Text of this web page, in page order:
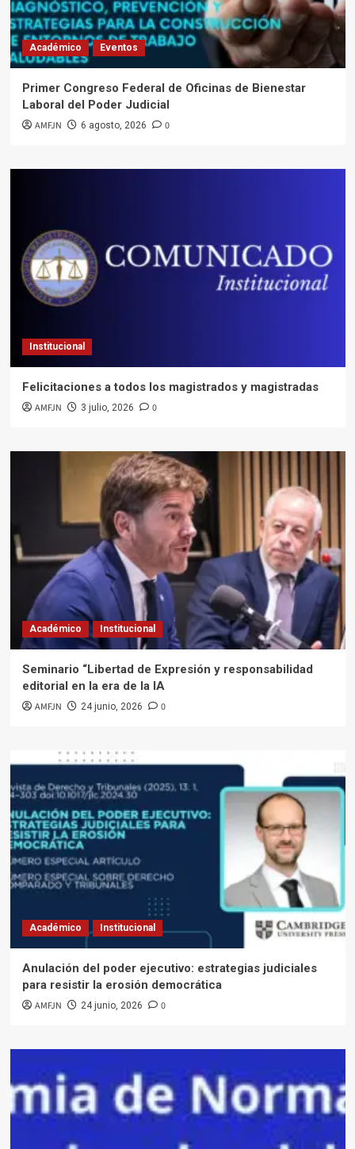
Académico Eventos
Primer Congreso Federal de Oficinas de Bienestar
Laboral del Poder Judicial
AMFJN 6 agosto, 2026 0
Institucional
Felicitaciones a todos los magistrados y magistradas
AMFJN 3 julio, 2026 0
Académico Institucional
Seminario “Libertad de Expresión y responsabilidad
editorial en la era de la IA
AMFJN 24 junio, 2026 0
Académico Institucional
Anulación del poder ejecutivo: estrategias judiciales
para resistir la erosión democrática
AMFJN 24 junio, 2026 0